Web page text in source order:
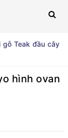
gỗ Teak đầu cây
hình ovan